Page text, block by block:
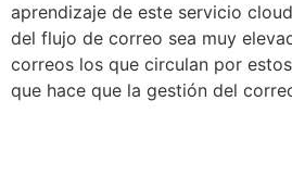
aprendizaje de este servicio
del flujo de correo sea muy
correos los que circulan por
que hace que la gestión del